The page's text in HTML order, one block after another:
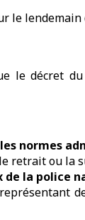
le
le décret
normes
retrait ou la
de la police